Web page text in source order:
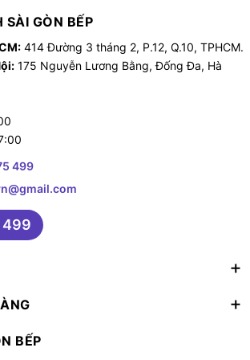
thủy tinh chống trượt. Mang lại cảm
bị trơn khi sử dụng dù tay bạn
chế biến món ăn.
theo tiêu chuẩn Châu Âu và được
tại Sài Gòn Bếp
ty cổ phần Bếp Thái Sơn là
Việt Nam
cho bạn hoàn toàn yên tâm khi
tại công ty chúng tôi.
SÀI GÒN BẾP
414 Đường 3 tháng 2, P.12, Q.10, TPHCM.
175 Nguyễn Lương Bằng, Đống Đa, Hà
499
499
BẾP